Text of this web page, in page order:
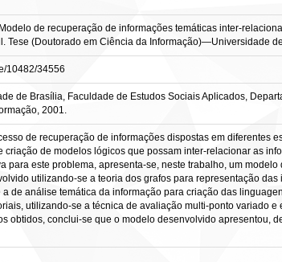
de recuperação de informações temáticas inter-
Tese (Doutorado em Ciência da Informação)—Universidade
10482/34556
de Brasília, Faculdade de Estudos Sociais Aplicados,
2001.
de recuperação de informações dispostas em diferentes
de modelos lógicos que possam inter-relacionar as
para este problema, apresenta-se, neste trabalho, um
utilizando-se a teoria dos grafos para representação
de análise temática da informação para criação das
utilizando-se a técnica de avaliação multi-ponto variado
obtidos, conclui-se que o modelo desenvolvido apresentou,